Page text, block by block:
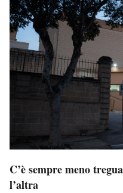
C’è sempre meno
l’altra